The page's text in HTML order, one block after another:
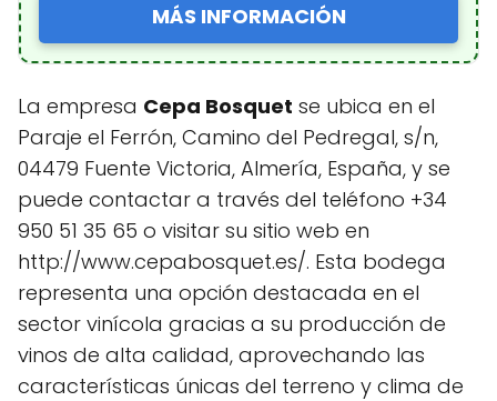
MÁS INFORMACIÓN
La empresa Cepa Bosquet se ubica en el
Paraje el Ferrón, Camino del Pedregal, s/n,
04479 Fuente Victoria, Almería, España, y se
puede contactar a través del teléfono +34
950 51 35 65 o visitar su sitio web en
http://www.cepabosquet.es/. Esta bodega
representa una opción destacada en el
sector vinícola gracias a su producción de
vinos de alta calidad, aprovechando las
características únicas del terreno y clima de